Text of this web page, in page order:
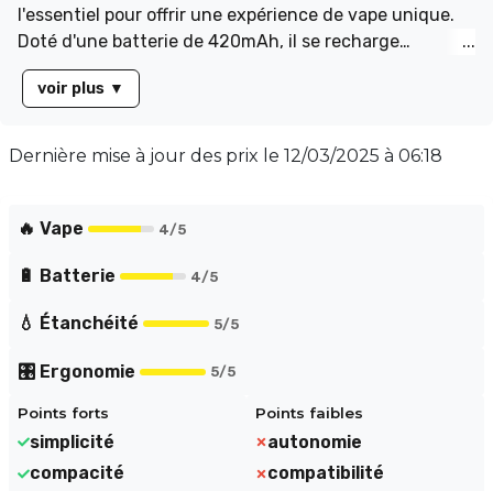
l'essentiel pour offrir une expérience de vape unique.
Doté d'une batterie de 420mAh, il se recharge
facilement via son port USB-C avec le câble inclus. Sa
cartouche de 2ml, équipée d'une résistance de 1.2ohm,
simple pod, le Vilter Pro Pen peut se connecter à une
Vilter Pro est compatible pour la recharge.
voir plus ▼
Dernière mise à jour des prix le 12/03/2025 à 06:18
🔥 Vape 4/5
🔋 Batterie 4/5
💧 Étanchéité 5/5
🎛️ Ergonomie 5/5
Points forts
simplicité
compacité
Points faibles
autonomie
compatibilité